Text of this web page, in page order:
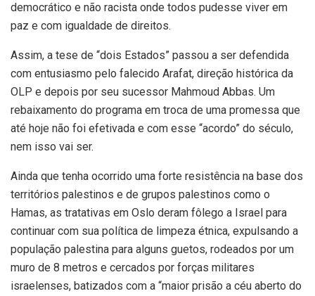
democrático e não racista onde todos pudesse viver em
paz e com igualdade de direitos.
Assim, a tese de “dois Estados” passou a ser defendida
com entusiasmo pelo falecido Arafat, direção histórica da
OLP e depois por seu sucessor Mahmoud Abbas. Um
rebaixamento do programa em troca de uma promessa que
até hoje não foi efetivada e com esse “acordo” do século,
nem isso vai ser.
Ainda que tenha ocorrido uma forte resistência na base dos
territórios palestinos e de grupos palestinos como o
Hamas, as tratativas em Oslo deram fôlego a Israel para
continuar com sua política de limpeza étnica, expulsando a
população palestina para alguns guetos, rodeados por um
muro de 8 metros e cercados por forças militares
israelenses, batizados com a “maior prisão a céu aberto do